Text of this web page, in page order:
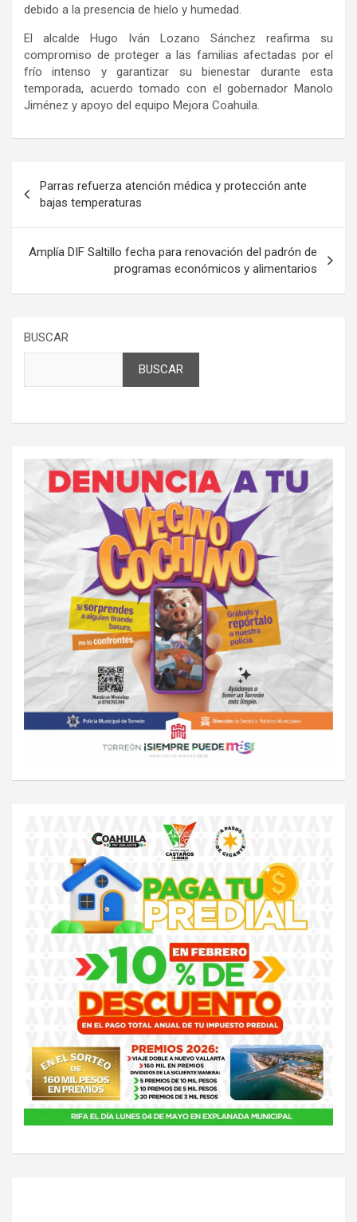
debido a la presencia de hielo y humedad.
El alcalde Hugo Iván Lozano Sánchez reafirma su
compromiso de proteger a las familias afectadas por el
frío intenso y garantizar su bienestar durante esta
temporada, acuerdo tomado con el gobernador Manolo
Jiménez y apoyo del equipo Mejora Coahuila.
de
entradas
Parras refuerza atención médica y protección ante
bajas temperaturas
Amplía DIF Saltillo fecha para renovación del padrón de
programas económicos y alimentarios
BUSCAR
BUSCAR